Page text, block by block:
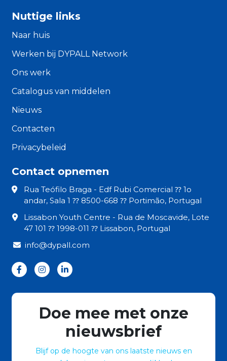
Nuttige links
Naar huis
Werken bij DYPALL Network
Ons werk
Catalogus van middelen
Nieuws
Contacten
Privacybeleid
Contact opnemen
Rua Teófilo Braga - Edf Rubi Comercial ⁇ 1o
andar, Sala 1 ⁇ 8500-668 ⁇ Portimão, Portugal
Lissabon Youth Centre - Rua de Moscavide, Lote
47 101 ⁇ 1998-011 ⁇ Lissabon, Portugal
info@dypall.com
Doe mee met onze
nieuwsbrief
Blijf op de hoogte van ons laatste nieuws en